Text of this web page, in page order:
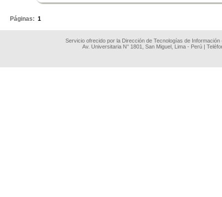
Páginas: 1
Servicio ofrecido por la Dirección de Tecnologías de
Av. Universitaria N° 1801, San Miguel, Lima - Perú |